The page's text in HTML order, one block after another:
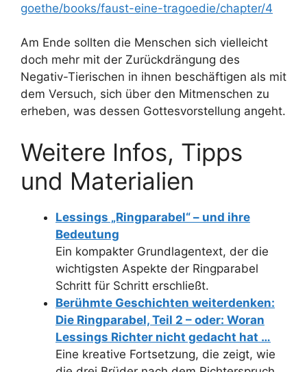
goethe/books/faust-eine-tragoedie/chapter/4
Am Ende sollten die Menschen sich vielleicht
doch mehr mit der Zurückdrängung des
Negativ-Tierischen in ihnen beschäftigen als mit
dem Versuch, sich über den Mitmenschen zu
erheben, was dessen Gottesvorstellung angeht.
Weitere Infos, Tipps
und Materialien
Lessings „Ringparabel“ – und ihre
Bedeutung
Ein kompakter Grundlagentext, der die
wichtigsten Aspekte der Ringparabel
Schritt für Schritt erschließt.
Berühmte Geschichten weiterdenken:
Die Ringparabel, Teil 2 – oder: Woran
Lessings Richter nicht gedacht hat …
Eine kreative Fortsetzung, die zeigt, wie